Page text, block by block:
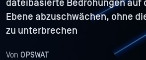
dateibasierte Bedrohungen auf
Ebene abzuschwächen, ohne
zu unterbrechen
Von OPSWAT